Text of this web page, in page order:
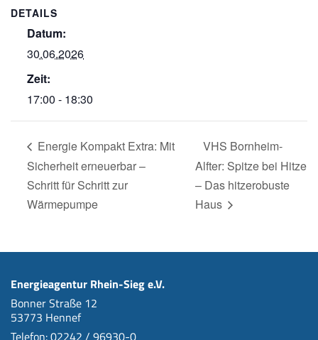
DETAILS
Datum:
30.06.2026
Zeit:
17:00 - 18:30
Energie Kompakt Extra: Mit
Sicherheit erneuerbar –
Schritt für Schritt zur
Wärmepumpe
VHS Bornheim-
Alfter: Spitze bei Hitze
– Das hitzerobuste
Haus
Energieagentur Rhein-Sieg e.V.
Bonner Straße 12
53773 Hennef